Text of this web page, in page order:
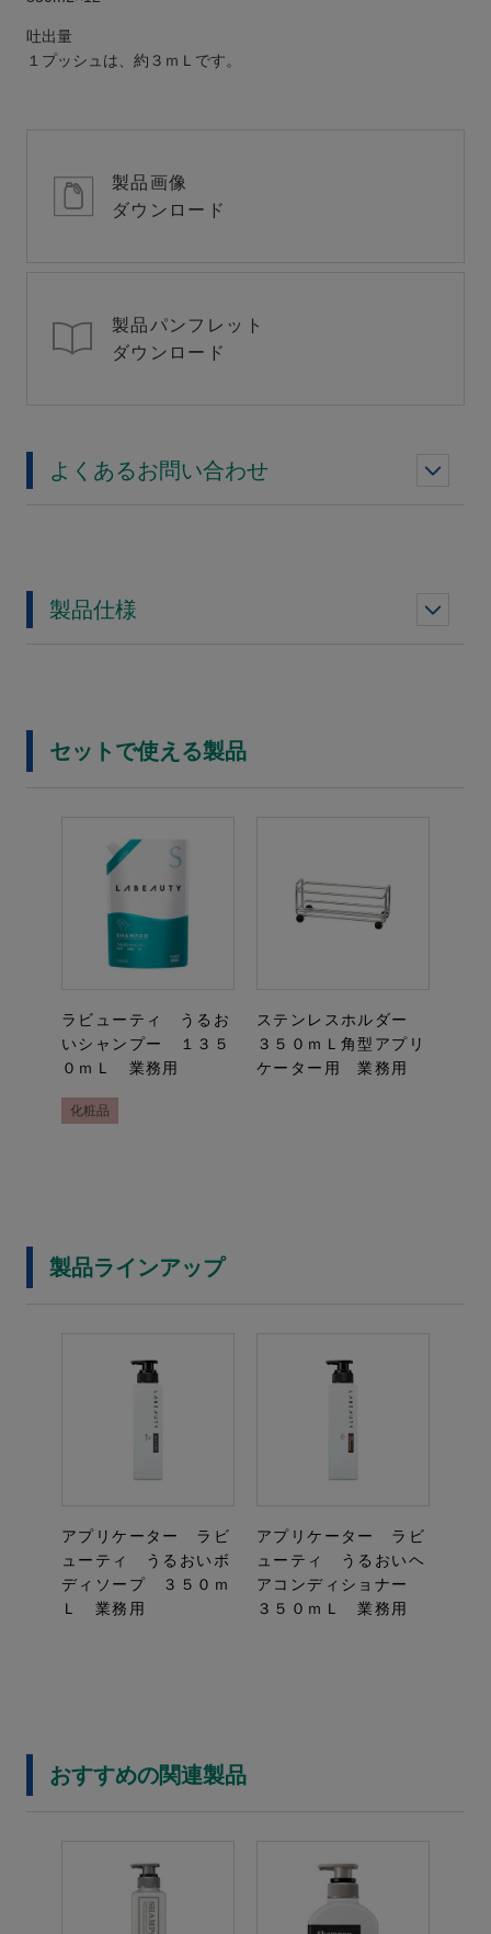
吐出量
１プッシュは、約３ｍＬです。
製品画像
ダウンロード
製品パンフレット
ダウンロード
よくあるお問い合わせ
製品仕様
セットで使える製品
ラビューティ うるお
いシャンプー １３５
０ｍＬ 業務用
化粧品
ステンレスホルダー
３５０ｍＬ角型アプリ
ケーター用 業務用
製品ラインアップ
アプリケーター ラビ
ューティ うるおいボ
ディソープ ３５０ｍ
Ｌ 業務用
アプリケーター ラビ
ューティ うるおいヘ
アコンディショナー
３５０ｍＬ 業務用
おすすめの関連製品